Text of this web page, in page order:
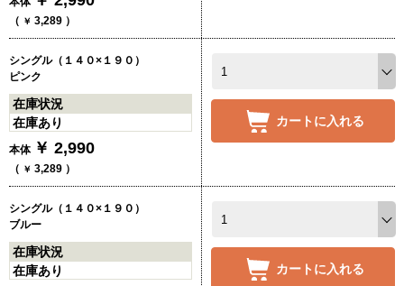
（ ￥ 3,289 ）
シングル（１４０×１９０）
ピンク
在庫状況
在庫あり
本体 ￥ 2,990
（ ￥ 3,289 ）
カートに入れる
シングル（１４０×１９０）
ブルー
在庫状況
在庫あり
カートに入れる